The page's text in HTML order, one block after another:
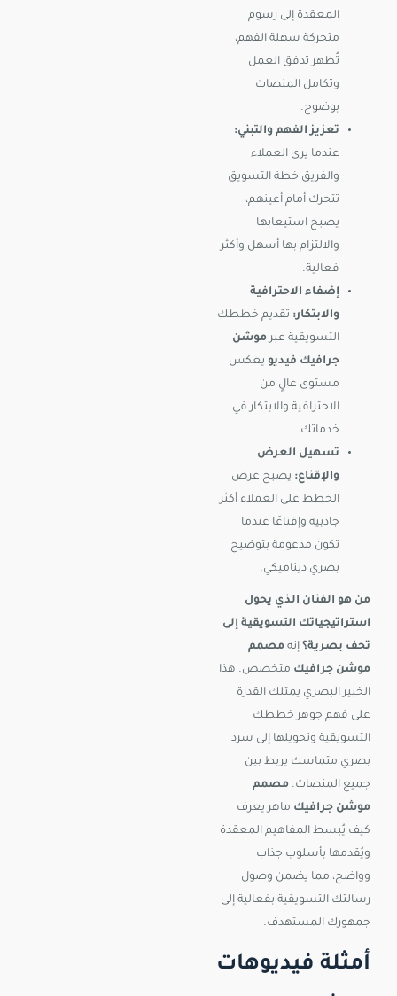
المعقدة إلى رسوم
متحركة سهلة الفهم،
تُظهر تدفق العمل
وتكامل المنصات
بوضوح.
تعزيز الفهم والتبني:
عندما يرى العملاء
والفريق خطة التسويق
تتحرك أمام أعينهم،
يصبح استيعابها
والالتزام بها أسهل وأكثر
فعالية.
إضفاء الاحترافية
والابتكار: تقديم خططك
التسويقية عبرموشن
جرافيك فيديو يعكس
مستوى عالٍ من
الاحترافية والابتكار في
خدماتك.
تسهيل العرض
والإقناع: يصبح عرض
الخطط على العملاء أكثر
جاذبية وإقناعًا عندما
تكون مدعومة بتوضيح
بصري ديناميكي.
من هو الفنان الذي يحول
استراتيجياتك التسويقية إلى
تحف بصرية؟ إنه مصمم
موشن جرافيك متخصص. هذا
الخبير البصري يمتلك القدرة
على فهم جوهر خططك
التسويقية وتحويلها إلى سرد
بصري متماسك يربط بين
جميع المنصات. مصمم
موشن جرافيك ماهر يعرف
كيف يُبسط المفاهيم المعقدة
ويُقدمها بأسلوب جذاب
وواضح، مما يضمن وصول
رسالتك التسويقية بفعالية إلى
جمهورك المستهدف.
أمثلة فيديوهات